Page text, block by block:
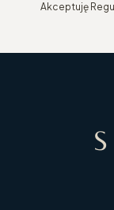
Akceptuję